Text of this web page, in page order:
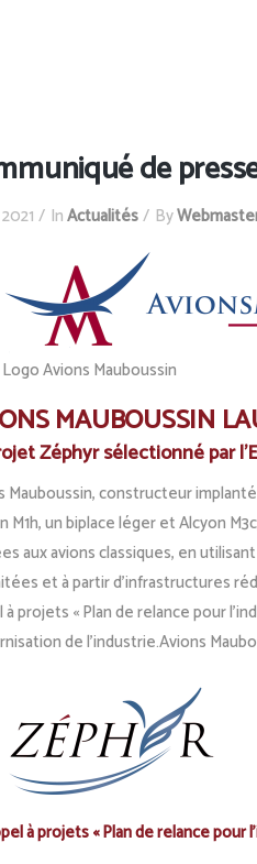
de
InActualités By
Logo Avions Mauboussin
MAUBOUSSIN
Zéphyr sélectionné par
Mauboussin, constructeur
M1h, un biplace léger et Alcyon
aux avions classiques, en
et à partir d’infrastructures
à projets « Plan de relance pour
de l’industrie.Avions
à projets « Plan de relance pour